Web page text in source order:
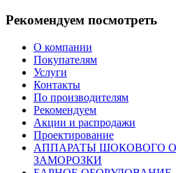
Рекомендуем посмотреть
О компании
Покупателям
Услуги
Контакты
По производителям
Рекомендуем
Акции и распродажи
Проектирование
АППАРАТЫ ШОКОВОГО
ЗАМОРОЗКИ